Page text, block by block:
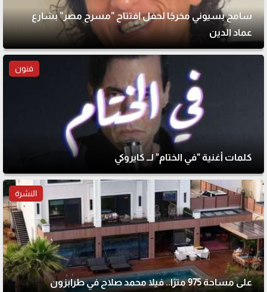
سامح بسيوني مخرجًا لحفل افتتاح "مسرح مصر" بشارع
عماد الدين
فنون
كلمات أغنية "في الختام" لــ كايروكي
النشرة
على مساحة 975 مترًا.. فيلا محمد صلاح في طرابزون